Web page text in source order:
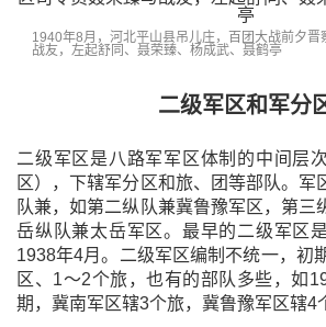
1940年8月，河北平山县吊儿庄，百团大战前夕晋
战友，左起舒同、聂荣臻、杨成武、聂鹤亭
二级军区和军分
二级军区是八路军军区体制的中间层
区），下辖军分区和旅、团等部队。军
队兼，如第二纵队兼冀鲁豫军区，第三
岳纵队兼太岳军区。最早的二级军区
1938年4月。二级军区编制不统一，初
区、1～2个旅，也有的部队多些，如
期，冀南军区辖3个旅，冀鲁豫军区辖4